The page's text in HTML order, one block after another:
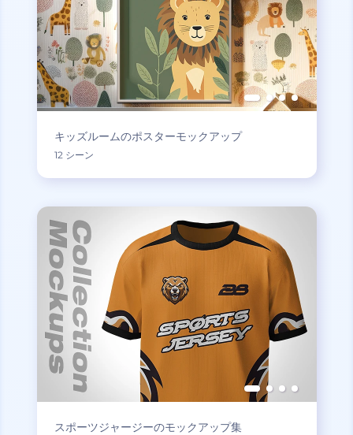
キッズルームのポスターモックアップ
12 シーン
スポーツジャージーのモックアップ集